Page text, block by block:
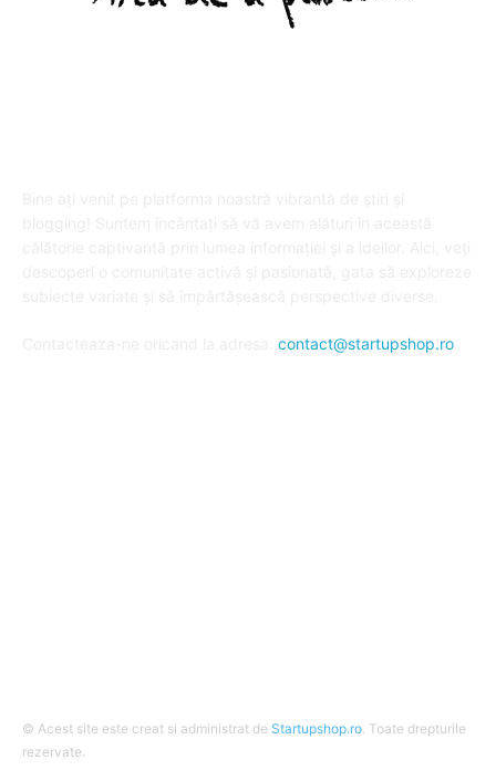
contact@startupshop.ro
© Acest site este creat si administrat de Startupshop.ro . Toate drepturile
rezervate.